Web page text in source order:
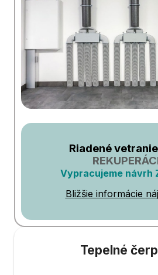
Riadené
Vypracujeme návrh
Bližšie informácie
Tepelné